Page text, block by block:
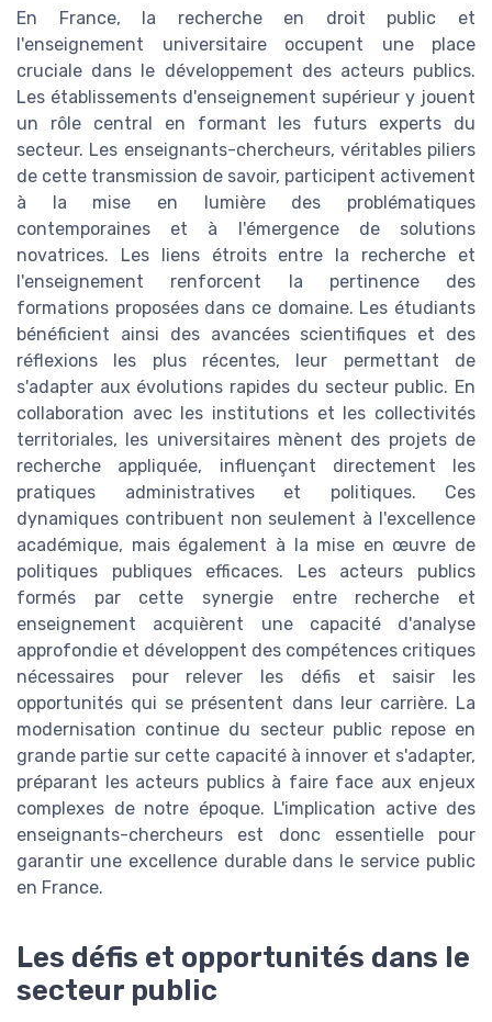
En France, la recherche en droit public et
l'enseignement universitaire occupent une place
cruciale dans le développement des acteurs publics.
Les établissements d'enseignement supérieur y jouent
un rôle central en formant les futurs experts du
secteur. Les enseignants-chercheurs, véritables piliers
de cette transmission de savoir, participent activement
à la mise en lumière des problématiques
contemporaines et à l'émergence de solutions
novatrices. Les liens étroits entre la recherche et
l'enseignement renforcent la pertinence des
formations proposées dans ce domaine. Les étudiants
bénéficient ainsi des avancées scientifiques et des
réflexions les plus récentes, leur permettant de
s'adapter aux évolutions rapides du secteur public. En
collaboration avec les institutions et les collectivités
territoriales, les universitaires mènent des projets de
recherche appliquée, influençant directement les
pratiques administratives et politiques. Ces
dynamiques contribuent non seulement à l'excellence
académique, mais également à la mise en œuvre de
politiques publiques efficaces. Les acteurs publics
formés par cette synergie entre recherche et
enseignement acquièrent une capacité d'analyse
approfondie et développent des compétences critiques
nécessaires pour relever les défis et saisir les
opportunités qui se présentent dans leur carrière. La
modernisation continue du secteur public repose en
grande partie sur cette capacité à innover et s'adapter,
préparant les acteurs publics à faire face aux enjeux
complexes de notre époque. L'implication active des
enseignants-chercheurs est donc essentielle pour
garantir une excellence durable dans le service public
en France.
Les défis et opportunités dans le
secteur public